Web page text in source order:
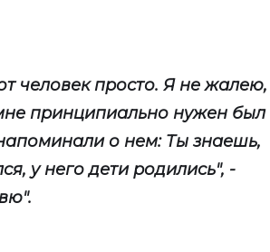
человек просто. Я не жалею,
принципиально нужен был
о нем: Ты знаешь,
у него дети родились", -